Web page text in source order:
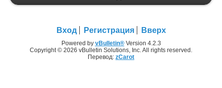
Вход Регистрация Вверх
Powered by vBulletin®Version 4.2.3
Copyright © 2026 vBulletin Solutions, Inc. All rights reserved.
Перевод: zCarot